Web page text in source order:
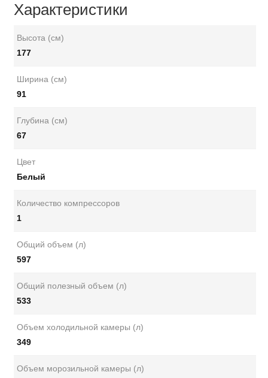
Характеристики
Высота (см)
177
Ширина (см)
91
Глубина (см)
67
Цвет
Белый
Количество компрессоров
1
Общий объем (л)
597
Общий полезный объем (л)
533
Объем холодильной камеры (л)
349
Объем морозильной камеры (л)